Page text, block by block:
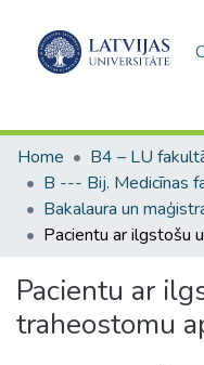
Home
Pacientu ar
traheostomu